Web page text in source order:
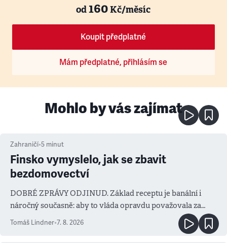
od160Kč/měsíc
Koupit předplatné
Mám předplatné, přihlásím se
Mohlo by vás zajímat
Zahraničí•5 minut
Finsko vymyslelo, jak se zbavit
bezdomovectví
DOBRÉ ZPRÁVY ODJINUD. Základ receptu je banální i
náročný současně: aby to vláda opravdu považovala za
prioritu
Tomáš Lindner•7. 8. 2026